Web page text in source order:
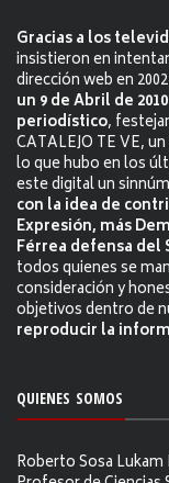
Gracias a los
insistieron en
dirección web en
un 9 de Abril de
periodístico,
CATALEJO TE VE,
lo que hubo en los
este digital un
con la idea de
Expresión, más
Férrea defensa del
todos quienes se
consideración y
objetivos dentro de
reproducir la
QUIENES SOMOS
Roberto Sosa